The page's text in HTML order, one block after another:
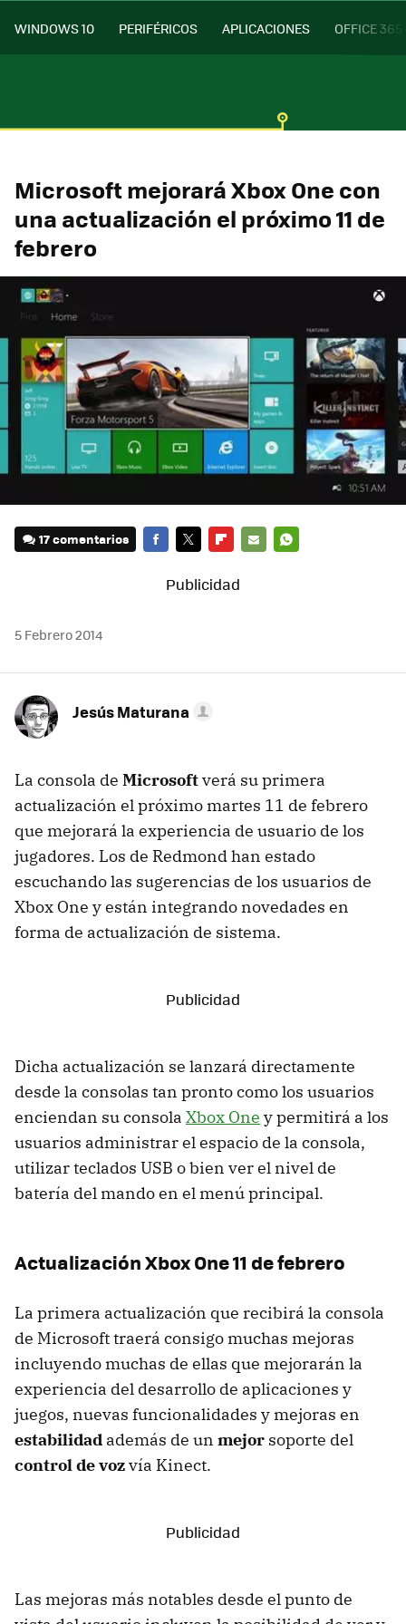
WINDOWS 10 PERIFÉRICOS APLICACIONES OFFICE 365
Microsoft mejorará Xbox One con
una actualización el próximo 11 de
febrero
17 comentarios
5 Febrero 2014
Jesús Maturana
La consola de Microsoftverá su primera
actualización el próximo martes 11 de febrero
que mejorará la experiencia de usuario de los
jugadores. Los de Redmond han estado
escuchando las sugerencias de los usuarios de
Xbox One y están integrando novedades en
forma de actualización de sistema.
Dicha actualización se lanzará directamente
desde la consolas tan pronto como los usuarios
enciendan su consola Xbox One y permitirá a los
usuarios administrar el espacio de la consola,
utilizar teclados USB o bien ver el nivel de
batería del mando en el menú principal.
Actualización Xbox One 11 de febrero
La primera actualización que recibirá la consola
de Microsoft traerá consigo muchas mejoras
incluyendo muchas de ellas que mejorarán la
experiencia del desarrollo de aplicaciones y
juegos, nuevas funcionalidades y mejoras en
estabilidad además de un mejor soporte del
control de vozvía Kinect.
Las mejoras más notables desde el punto de